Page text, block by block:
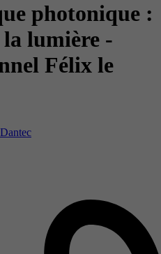
photonique :
la lumière -
Félix le